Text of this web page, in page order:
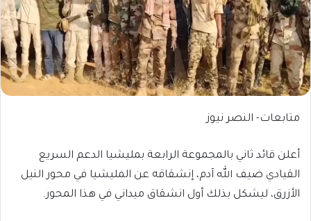
متابعات- النصر نيوز
أعلن قائد ثاني بالمجموعة الرابعة بمليشيا الدعم السريع
القيادي ضيف الله آدم، إنشقاقه عن المليشيا في محور النيل
الأزرق، ليشكل بذلك أول انشقاق ميداني في هذا المحور.